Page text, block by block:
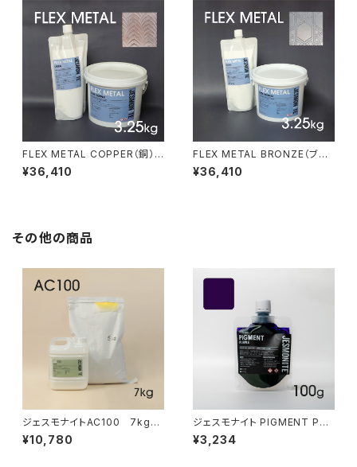
FLEX METAL COPPER（銅）
3.25kgセット
¥36,410
FLEX METAL BRONZE（ブロ
ンズ）3.25kgセット
¥36,410
その他の商品
ジェスモナイトAC100 7kgセ
ット
¥10,780
ジェスモナイト PIGMENT PUR
PLE 100g（着色剤:パープル 10
0g）
¥3,234